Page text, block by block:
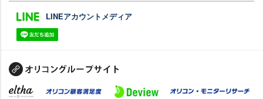
LINEアカウントメディア